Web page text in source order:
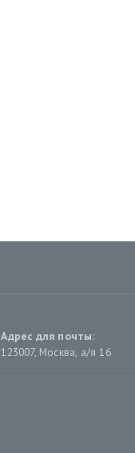
Адрес для почты:
123007, Москва, а/я 16